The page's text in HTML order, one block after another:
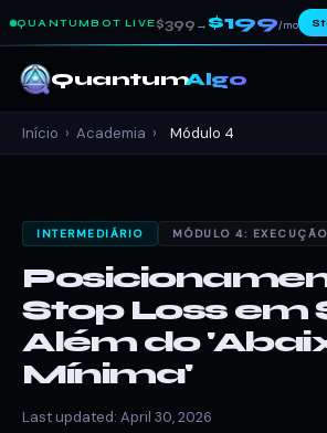
QUANTUMBOT LIVE $399 → $199/mo
QuantumAlgo
Início › Academia › Módulo 4
INTERMEDIÁRIO MÓDULO 4:
Stop Loss em
Além do
Mínima'
Last updated: April 30, 2026